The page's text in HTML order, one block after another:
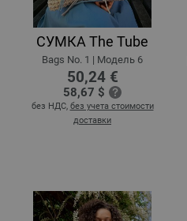
СУМКА The Tube
Bags No. 1 | Модель 6
50,24 €
58,67 $
без НДС, без учета стоимости
доставки